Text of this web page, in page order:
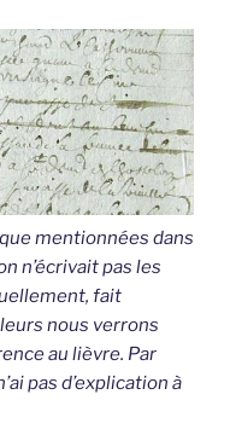
mentionnées dans
n’écrivait pas les
fait
nous verrons
au lièvre. Par
pas d’explication à